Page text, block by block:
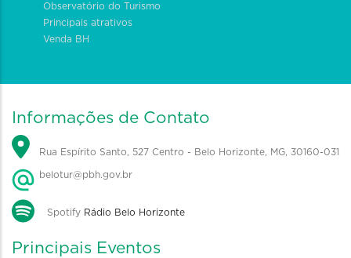
Observatório do Turismo
Principais atrativos
Venda BH
Informações de Contato
Rua Espírito Santo, 527 Centro - Belo Horizonte, MG, 30160-031
belotur@pbh.gov.br
Spotify Rádio Belo Horizonte
Principais Eventos